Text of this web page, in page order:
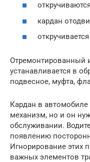
кардан
Отремонтированный
устанавливается в
подвесное, муфта,
Кардан в
механизм, но и он
обслуживании.
появлению
Игнорирование этих
важных элементов